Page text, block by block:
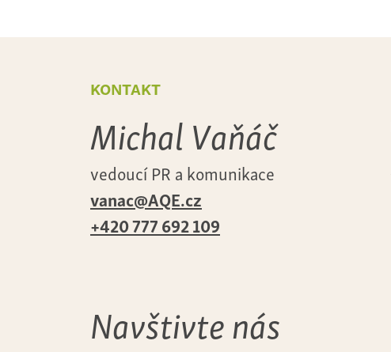
kontakt
Michal Vaňáč
vedoucí PR a komunikace
vanac@AQE.cz
+420 777 692 109
Navštivte nás